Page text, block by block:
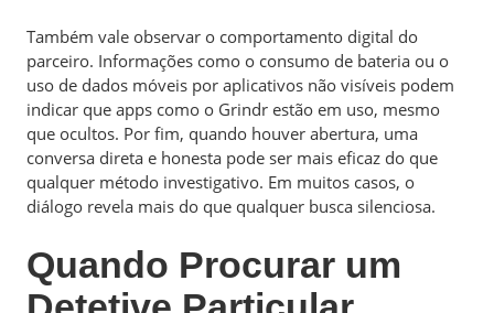
Também vale observar o comportamento digital do
parceiro. Informações como o consumo de bateria ou o
uso de dados móveis por aplicativos não visíveis podem
indicar que apps como o Grindr estão em uso, mesmo
que ocultos. Por fim, quando houver abertura, uma
conversa direta e honesta pode ser mais eficaz do que
qualquer método investigativo. Em muitos casos, o
diálogo revela mais do que qualquer busca silenciosa.
Quando Procurar um